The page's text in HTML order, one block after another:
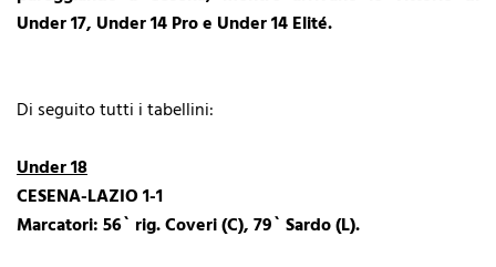
Under 17, Under 14 Pro e Under 14 Elité.
Di seguito tutti i tabellini:
Under 18
CESENA-LAZIO 1-1
Marcatori: 56` rig. Coveri (C), 79` Sardo (L).